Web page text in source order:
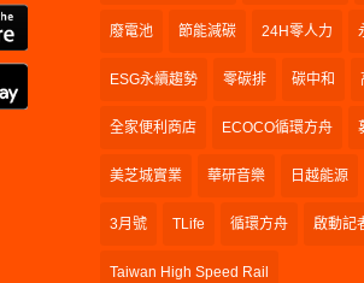
廢電池 節能減碳 24H零人力
ESG永續趨勢 零碳排 碳中和
全家便利商店 ECOCO循環方舟
美芝城實業 華研音樂 日越能源
3月號 TLife 循環方舟 啟動記
Taiwan High Speed Rail